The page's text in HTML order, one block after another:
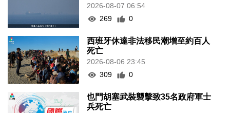
2026-08-07 06:54
269
0
西班牙休達非法移民潮增至約百人
死亡
2026-08-06 23:45
309
0
也門胡塞武裝襲擊致35名政府軍士
兵死亡